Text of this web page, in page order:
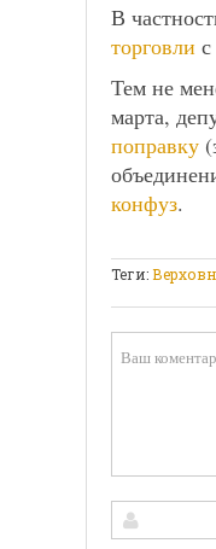
В
торговли
Тем не
марта,
поправку
конфуз.
Теги: